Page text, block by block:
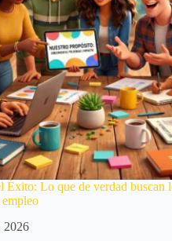
Éxito: Lo que de verdad buscan
2026